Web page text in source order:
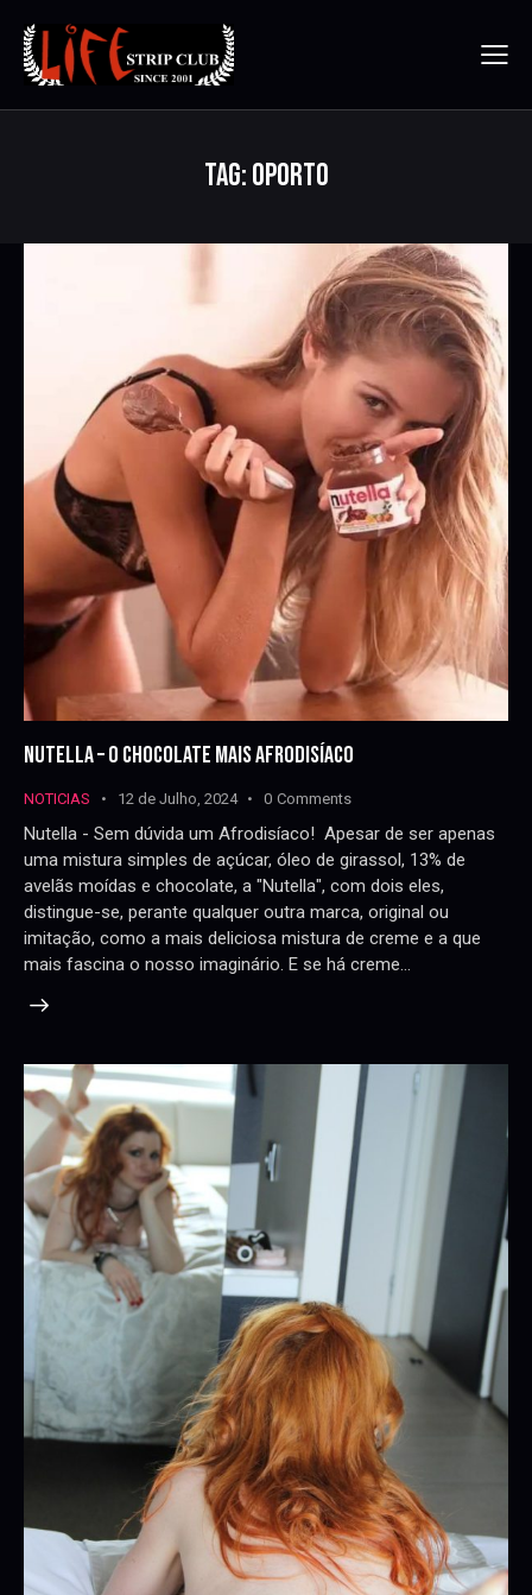
TAG: OPORTO
NUTELLA – O CHOCOLATE MAIS AFRODISÍACO
NOTICIAS 12 de Julho, 2024 0 Comments
Nutella - Sem dúvida um Afrodisíaco! Apesar de ser apenas
uma mistura simples de açúcar, óleo de girassol, 13% de
avelãs moídas e chocolate, a "Nutella", com dois eles,
distingue-se, perante qualquer outra marca, original ou
imitação, como a mais deliciosa mistura de creme e a que
mais fascina o nosso imaginário. E se há creme…